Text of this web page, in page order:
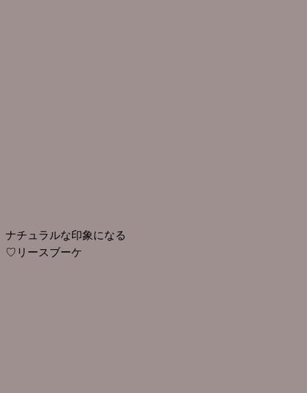
ナチュラルな印象になる
♡リースブーケ